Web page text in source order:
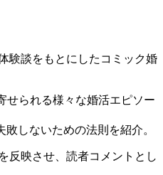
験談をもとにしたコミック婚
せられる様々な婚活エピソー
しないための法則を紹介。
反映させ、読者コメントとし